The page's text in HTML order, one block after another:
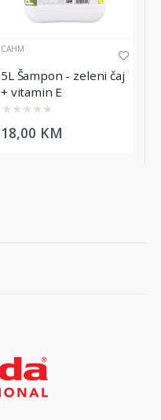
CAHM
5L Šampon - zeleni čaj
+ vitamin E
★ ★ ★ ★ ★
18,00 KM